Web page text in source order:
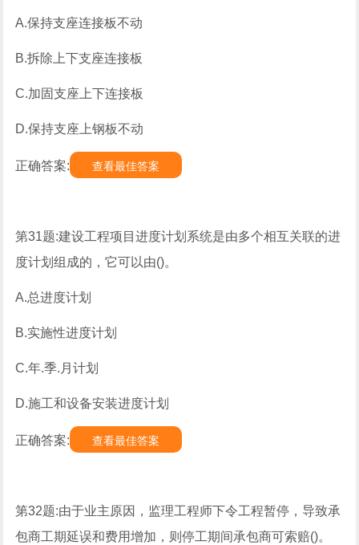
A.保持支座连接板不动
B.拆除上下支座连接板
C.加固支座上下连接板
D.保持支座上钢板不动
正确答案: 查看最佳答案
第31题:建设工程项目进度计划系统是由多个相互关联的进
度计划组成的，它可以由()。
A.总进度计划
B.实施性进度计划
C.年.季.月计划
D.施工和设备安装进度计划
正确答案: 查看最佳答案
第32题:由于业主原因，监理工程师下令工程暂停，导致承
包商工期延误和费用增加，则停工期间承包商可索赔()。